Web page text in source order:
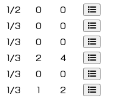
1/2 0
0
1/3 0
0
1/3 0
0
1/3 2
4
1/3 0
0
1/3 1
2